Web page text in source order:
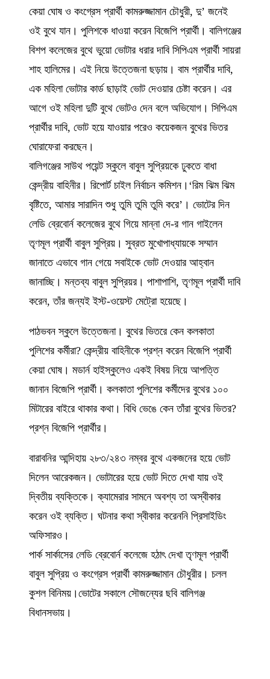
কেয়া ঘোষ ও কংগ্রেস প্রার্থী কামরুজ্জামান চৌধুরী, দু’ জনেই
ওই বুথে যান। পুলিশকে ধাওয়া করেন বিজেপি প্রার্থী। বালিগঞ্জের
বিশপ কলেজের বুথে ভুয়ো ভোটার ধরার দাবি সিপিএম প্রার্থী সায়রা
শাহ হালিমের। এই নিয়ে উত্তেজনা ছড়ায়। বাম প্রার্থীর দাবি,
এক মহিলা ভোটার কার্ড ছাড়াই ভোট দেওয়ার চেষ্টা করেন। এর
আগে ওই মহিলা দুটি বুথে ভোটও দেন বলে অভিযোগ। সিপিএম
প্রার্থীর দাবি, ভোট হয়ে যাওয়ার পরেও কয়েকজন বুথের ভিতর
ঘোরাফেরা করছেন।
বালিগঞ্জের সাউথ পয়েন্ট স্কুলে বাবুল সুপ্রিয়কে ঢুকতে বাধা
কেন্দ্রীয় বাহিনীর। রিপোর্ট চাইল নির্বাচন কমিশন।‘রিম ঝিম ঝিম
বৃষ্টিতে, আমার সারাদিন শুধু তুমি তুমি তুমি করে’। ভোটের দিন
লেডি ব্রেবোর্ন কলেজের বুথে গিয়ে মান্না দে-র গান গাইলেন
তৃণমূল প্রার্থী বাবুল সুপ্রিয়। সুব্রত মুখোপাধ্যায়কে সম্মান
জানাতে এভাবে গান গেয়ে সবাইকে ভোট দেওয়ার আহ্বান
জানাচ্ছি। মন্তব্য বাবুল সুপ্রিয়র। পাশাপাশি, তৃণমূল প্রার্থী দাবি
করেন, তাঁর জন্যই ইস্ট-ওয়েস্ট মেট্রো হয়েছে।
পাঠভবন স্কুলে উত্তেজনা। বুথের ভিতরে কেন কলকাতা
পুলিশের কর্মীরা? কেন্দ্রীয় বাহিনীকে প্রশ্ন করেন বিজেপি প্রার্থী
কেয়া ঘোষ। মডার্ন হাইস্কুলেও একই বিষয় নিয়ে আপত্তি
জানান বিজেপি প্রার্থী। কলকাতা পুলিশের কর্মীদের বুথের ১০০
মিটারের বাইরে থাকার কথা। বিধি ভেঙে কেন তাঁরা বুথের ভিতর?
প্রশ্ন বিজেপি প্রার্থীর।
বারাবনির আন্দিহায় ২৮৩/২৪৩ নম্বর বুথে একজনের হয়ে ভোট
দিলেন আরেকজন। ভোটারের হয়ে ভোট দিতে দেখা যায় ওই
দ্বিতীয় ব্যক্তিকে। ক্যামেরার সামনে অবশ্য তা অস্বীকার
করেন ওই ব্যক্তি। ঘটনার কথা স্বীকার করেননি প্রিসাইডিং
অফিসারও।
পার্ক সার্কাসের লেডি ব্রেবোর্ন কলেজে হঠাৎ দেখা তৃণমূল প্রার্থী
বাবুল সুপ্রিয় ও কংগ্রেস প্রার্থী কামরুজ্জামান চৌধুরীর। চলল
কুশল বিনিময়।ভোটের সকালে সৌজন্যের ছবি বালিগঞ্জ
বিধানসভায়।